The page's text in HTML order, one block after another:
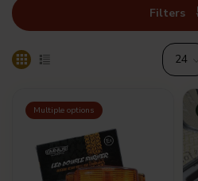
Filters
Multiple options